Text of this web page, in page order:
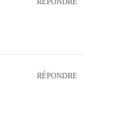
RÉPONDRE